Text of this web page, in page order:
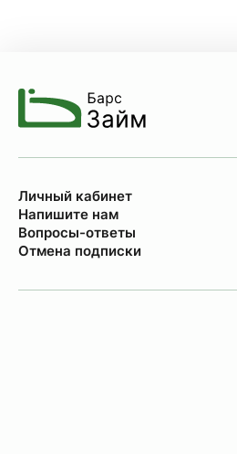
Личный кабинет
Напишите нам
Вопросы-ответы
Отмена подписки